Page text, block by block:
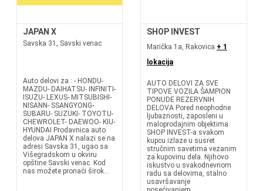
JAPAN X
Savska 31, Savski venac
Auto delovi za : - HONDU-
MAZDU- DAIHATSU- INFINITI-
ISUZU- LEXUS- MITSUBISHI-
NISANN- SSANGYONG-
SUBARU- SUZUKI- TOYOTU-
CHEWROLET- DAEWOO- KIU-
HYUNDAI Prodavnica auto
delova JAPAN X nalazi se na
adresi Savska 31, ugao sa
Višegradskom u okviru
opštine Savski venac. Kod
nas možete pronaći širok...
SHOP INVEST
Marička 1a, Rakovica + 1
lokacija
AUTO DELOVI ZA SVE
TIPOVE VOZILA ŠAMPION
PONUDE REZERVNIH
DELOVA Pored neophodne
ljubaznosti, zaposleni u
maloprodajnim objektima
SHOP INVEST-a svakom
kupcu izlaze u susret
stručnim savetima vezanim
za kupovinu dela. Njihovo
iskustvo u svakodnevnom
radu sa delovima, stalno
usavršavanje